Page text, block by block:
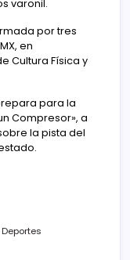
varonil.
por tres
en
Cultura Física y
para la
Compresor», a
la pista del
Deportes